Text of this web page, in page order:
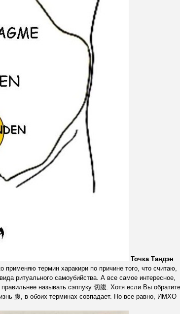
Точка Тандэн
термин харакири по причине того, что считаю,
ритуального самоубийства. А все самое интересное,
называть сэппуку 切腹. Хотя если Вы обратите
腹, в обоих терминах совпадает. Но все равно, ИМХО